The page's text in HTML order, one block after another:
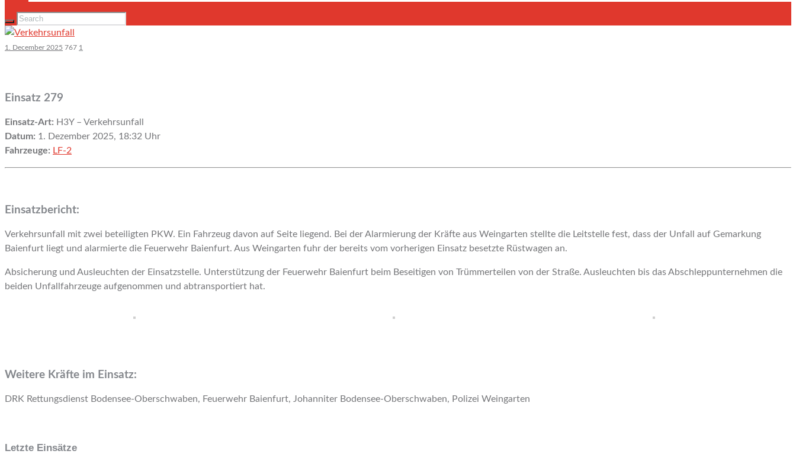
1. December 2025 767 1
Einsatz 279
Einsatz-Art: H3Y – Verkehrsunfall
Datum: 1. Dezember 2025, 18:32 Uhr
Fahrzeuge: LF-2
Einsatzbericht:
Verkehrsunfall mit zwei beteiligten PKW. Ein Fahrzeug davon auf Seite liegend. Bei der Alarmierung der Kräfte aus Weingarten stellte die Leitstelle fest, dass der Unfall auf Gemarkung
Baienfurt liegt und alarmierte die Feuerwehr Baienfurt. Aus Weingarten fuhr der bereits vom vorherigen Einsatz besetzte Rüstwagen an.
Absicherung und Ausleuchten der Einsatzstelle. Unterstützung der Feuerwehr Baienfurt beim Beseitigen von Trümmerteilen von der Straße. Ausleuchten bis das Abschleppunternehmen die
beiden Unfallfahrzeuge aufgenommen und abtransportiert hat.
Weitere Kräfte im Einsatz:
DRK Rettungsdienst Bodensee-Oberschwaben, Feuerwehr Baienfurt, Johanniter Bodensee-Oberschwaben, Polizei Weingarten
Letzte Einsätze